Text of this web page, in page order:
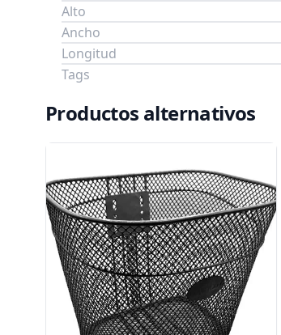
Alto
Ancho
Longitud
Tags
Productos alternativos